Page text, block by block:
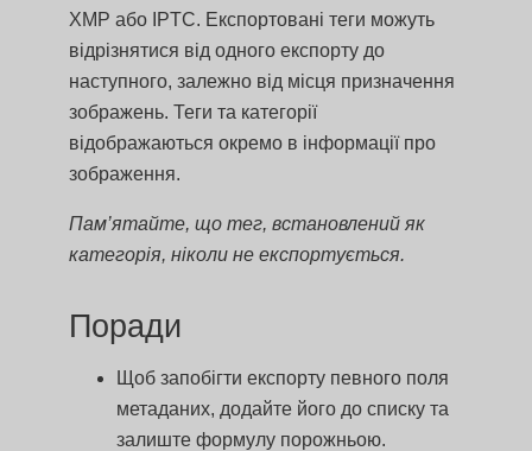
XMP або IPTC. Експортовані теги можуть
відрізнятися від одного експорту до
наступного, залежно від місця призначення
зображень. Теги та категорії
відображаються окремо в інформації про
зображення.
Пам’ятайте, що тег, встановлений як
категорія, ніколи не експортується.
Поради
Щоб запобігти експорту певного поля
метаданих, додайте його до списку та
залиште формулу порожньою.